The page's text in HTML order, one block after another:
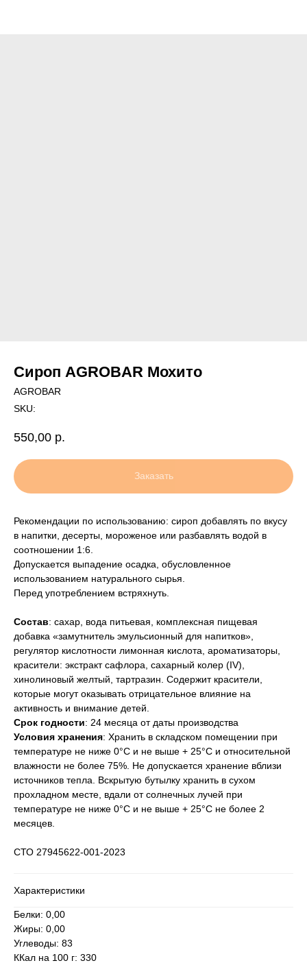
Сироп AGROBAR Мохито
AGROBAR
SKU:
550,00 р.
Заказать
Рекомендации по использованию: сироп добавлять по вкусу
в напитки, десерты, мороженое или разбавлять водой в
соотношении 1:6.
Допускается выпадение осадка, обусловленное
использованием натурального сырья.
Перед употреблением встряхнуть.
Состав: сахар, вода питьевая, комплексная пищевая
добавка «замутнитель эмульсионный для напитков»,
регулятор кислотности лимонная кислота, ароматизаторы,
красители: экстракт сафлора, сахарный колер (IV),
хинолиновый желтый, тартразин. Содержит красители,
которые могут оказывать отрицательное влияние на
активность и внимание детей.
Срок годности: 24 месяца от даты производства
Условия хранения: Хранить в складском помещении при
температуре не ниже 0°С и не выше + 25°С и относительной
влажности не более 75%. Не допускается хранение вблизи
источников тепла. Вскрытую бутылку хранить в сухом
прохладном месте, вдали от солнечных лучей при
температуре не ниже 0°С и не выше + 25°С не более 2
месяцев.
СТО 27945622-001-2023
Характеристики
Белки: 0,00
Жиры: 0,00
Углеводы: 83
ККал на 100 г: 330